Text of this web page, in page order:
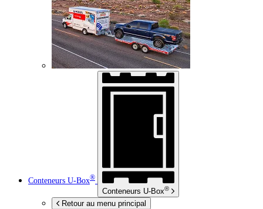
Conteneurs U-Box®
Conteneurs U-Box®
Retour au menu principal